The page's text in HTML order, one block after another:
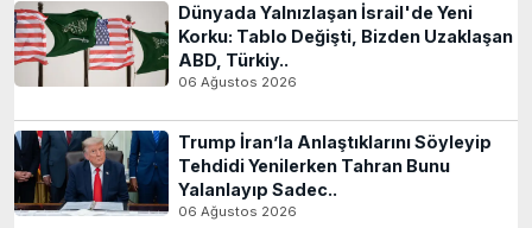
Dünyada Yalnızlaşan İsrail'de Yeni
Korku: Tablo Değişti, Bizden Uzaklaşan
ABD, Türkiy..
06 Ağustos 2026
Trump İran’la Anlaştıklarını Söyleyip
Tehdidi Yenilerken Tahran Bunu
Yalanlayıp Sadec..
06 Ağustos 2026